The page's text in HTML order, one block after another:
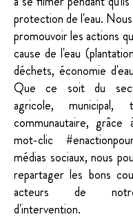
protection de l'eau.
promouvoir les actions
cause de l'eau
déchets, économie
Que ce soit du
agricole, municipal,
communautaire, grâce
mot-clic
médias sociaux, nous
repartager les bons
acteurs de
d'intervention.